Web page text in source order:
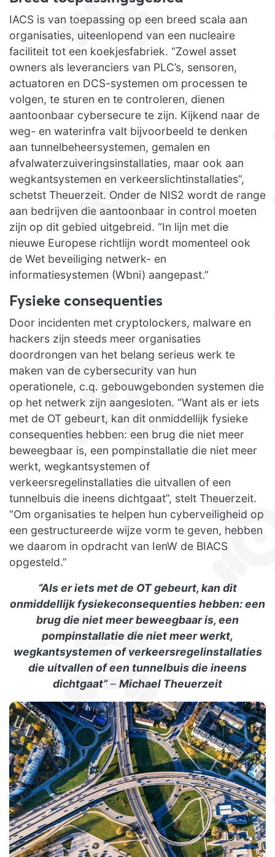
IACS is van toepassing op een breed scala aan
organisaties, uiteenlopend van een nucleaire
faciliteit tot een koekjesfabriek. “Zowel asset
owners als leveranciers van PLC’s, sensoren,
actuatoren en DCS-systemen om processen te
volgen, te sturen en te controleren, dienen
aantoonbaar cybersecure te zijn. Kijkend naar de
weg- en waterinfra valt bijvoorbeeld te denken
aan tunnelbeheersystemen, gemalen en
afvalwaterzuiveringsinstallaties, maar ook aan
wegkantsystemen en verkeerslichtinstallaties”,
schetst Theuerzeit. Onder de NIS2 wordt de range
aan bedrijven die aantoonbaar in control moeten
zijn op dit gebied uitgebreid. “In lijn met die
nieuwe Europese richtlijn wordt momenteel ook
de Wet beveiliging netwerk- en
informatiesystemen (Wbni) aangepast.”
Fysieke consequenties
Door incidenten met cryptolockers, malware en
hackers zijn steeds meer organisaties
doordrongen van het belang serieus werk te
maken van de cybersecurity van hun
operationele, c.q. gebouwgebonden systemen die
op het netwerk zijn aangesloten. “Want als er iets
met de OT gebeurt, kan dit onmiddellijk fysieke
consequenties hebben: een brug die niet meer
beweegbaar is, een pompinstallatie die niet meer
werkt, wegkantsystemen of
verkeersregelinstallaties die uitvallen of een
tunnelbuis die ineens dichtgaat”, stelt Theuerzeit.
“Om organisaties te helpen hun cyberveiligheid op
een gestructureerde wijze vorm te geven, hebben
we daarom in opdracht van IenW de BIACS
opgesteld.”
“Als er iets met de OT gebeurt, kan dit
onmiddellijk fysiekeconsequenties hebben: een
brug die niet meer beweegbaar is, een
pompinstallatie die niet meer werkt,
wegkantsystemen of verkeersregelinstallaties
die uitvallen of een tunnelbuis die ineens
dichtgaat”– Michael Theuerzeit